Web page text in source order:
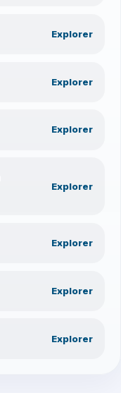
Explorer
Explorer
Explorer
Explorer
Explorer
Explorer
Explorer